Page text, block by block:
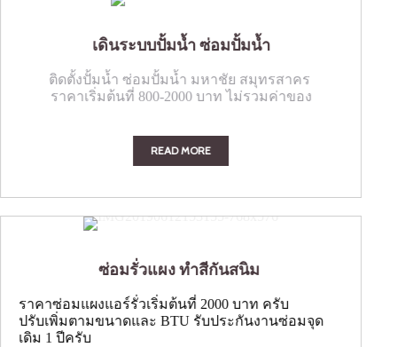
เดินระบบปั้มน้ำ ซ่อมปั้มน้ำ
ติดตั้งปั้มน้ำ ซ่อมปั้มน้ำ มหาชัย สมุทรสาคร
ราคาเริ่มต้นที่ 800-2000 บาท ไม่รวมค่าของ
READ MORE
ซ่อมรั่วแผง ทำสีกันสนิม
ราคาซ่อมแผงแอร์รั่วเริ่มต้นที่ 2000 บาท ครับ
ปรับเพิ่มตามขนาดและ BTU รับประกันงานซ่อมจุด
เดิม 1 ปีครับ